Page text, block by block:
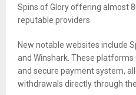
Spins of Glory offering almost
reputable providers.
New notable websites include
and Winshark. These platforms
and secure payment system,
withdrawals directly through